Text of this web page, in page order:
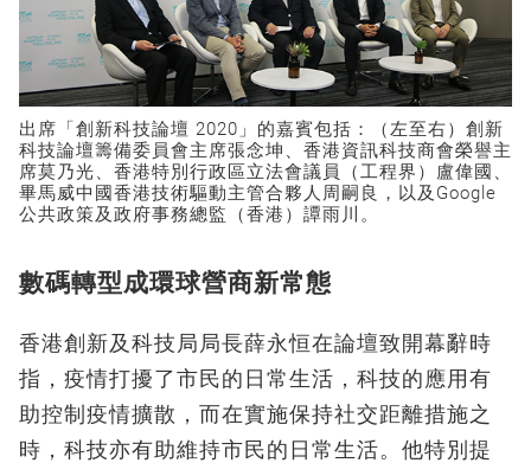
出席「創新科技論壇 2020」的嘉賓包括：（左至右）創新
科技論壇籌備委員會主席張念坤、香港資訊科技商會榮譽主
席莫乃光、香港特別行政區立法會議員（工程界）盧偉國、
畢馬威中國香港技術驅動主管合夥人周嗣良，以及Google
公共政策及政府事務總監（香港）譚雨川。
數碼轉型成環球營商新常態
香港創新及科技局局長薛永恒在論壇致開幕辭時
指，疫情打擾了市民的日常生活，科技的應用有
助控制疫情擴散，而在實施保持社交距離措施之
時，科技亦有助維持市民的日常生活。他特別提